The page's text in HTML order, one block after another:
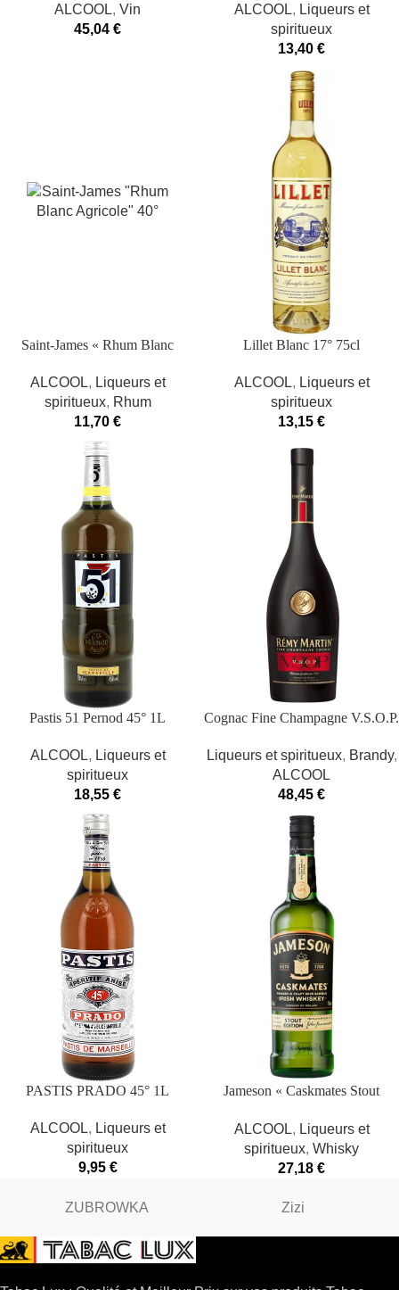
ALCOOL, Vin
45,04 €
ALCOOL, Liqueurs et
spiritueux
13,40 €
Saint-James « Rhum Blanc
ALCOOL, Liqueurs et
spiritueux, Rhum
11,70 €
Lillet Blanc 17° 75cl
ALCOOL, Liqueurs et
spiritueux
13,15 €
Pastis 51 Pernod 45° 1L
ALCOOL, Liqueurs et
spiritueux
18,55 €
Cognac Fine Champagne V.S.O.P.
Liqueurs et spiritueux, Brandy,
ALCOOL
48,45 €
PASTIS PRADO 45° 1L
ALCOOL, Liqueurs et
spiritueux
9,95 €
Jameson « Caskmates Stout
ALCOOL, Liqueurs et
spiritueux, Whisky
27,18 €
ZUBROWKA Zizi